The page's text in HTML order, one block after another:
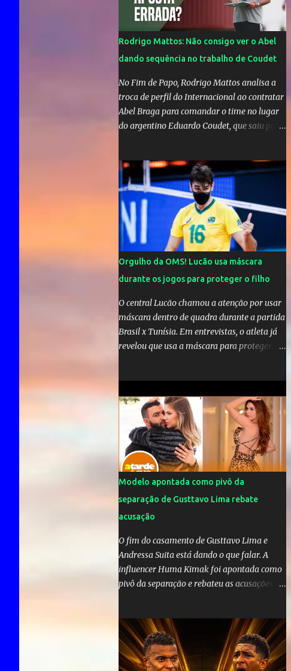
campeao. ;
Rodrigo Mattos: Não consigo ver o Abel
dando sequência no trabalho de Coudet
No Fim de Papo, Rodrigo Mattos analisa a
troca de perfil do Internacional ao contratar
Abel Braga para comandar o time no lugar
do argentino Eduardo Coudet, que saiu para
Orgulho da OMS! Lucão usa máscara
durante os jogos para proteger o filho
O central Lucão chamou a atenção por usar
máscara dentro de quadra durante a partida
Brasil x Tunísia. Em entrevistas, o atleta já
revelou que usa a máscara para proteger seu
da OMS! Lucão usa máscara durante os
jogos para proteger o filho Brasil goleia a
China por 5 a 0 na estreia brasileira nas
olimpíadas de Tóquio. Marta marcou duas
vezes, Debinha, Andressa Alves e Bia
Zaneratto foram autoras dos gols. Juliette,
embaixadora ‎@Globoplay mandou um xero
para as meninas e falou do seu orgulho.
Modelo apontada como pivô da
separação de Gusttavo Lima rebate
acusação
O fim do casamento de Gusttavo Lima e
Andressa Suita está dando o que falar. A
influencer Huma Kimak foi apontada como
pivô da separação e rebateu as acusações
aqui, nunca pensei que um boato sem pé
nem cabeça pudesse ter esse tipo de
proporção. Queria esclarecer que eu e